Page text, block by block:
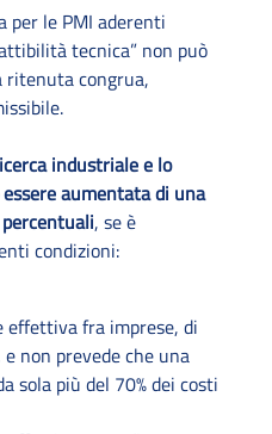
per le PMI aderenti
tecnica” non può
ritenuta congrua,
industriale e lo
aumentata di una
, se è
condizioni:
effettiva fra imprese, di
non prevede che una
sola più del 70% dei costi